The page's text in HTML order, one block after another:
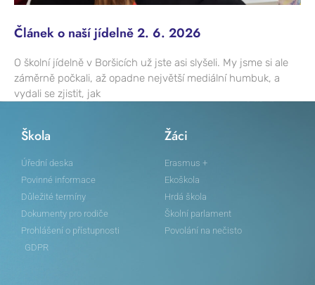
Článek o naší jídelně 2. 6. 2026
O školní jídelně v Boršicích už jste asi slyšeli. My jsme si ale
záměrně počkali, až opadne největší mediální humbuk, a
vydali se zjistit, jak
Škola
Úřední deska
Povinné informace
Důležité termíny
Dokumenty pro rodiče
Prohlášení o přístupnosti
GDPR
Žáci
Erasmus +
Ekoškola
Hrdá škola
Školní parlament
Povolání na nečisto